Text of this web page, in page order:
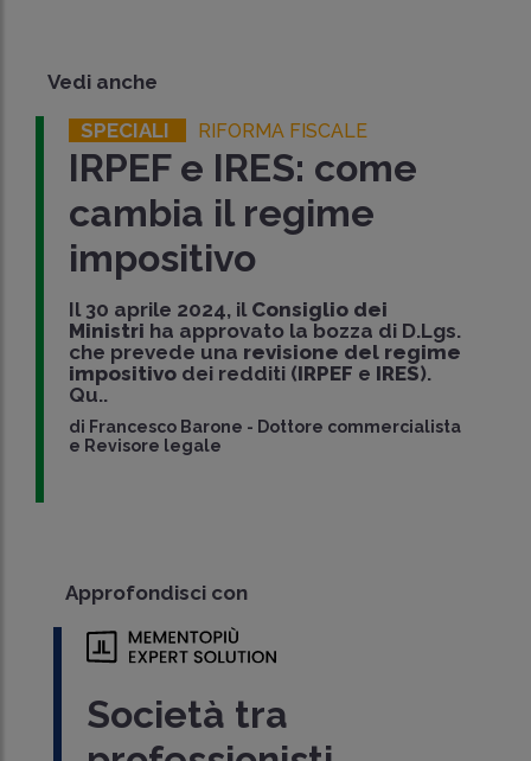
Vedi anche
SPECIALI RIFORMA FISCALE
IRPEF e IRES: come
cambia il regime
impositivo
Il 30 aprile 2024, il Consiglio dei
Ministri ha approvato la bozza di D.Lgs.
che prevede una revisione del regime
impositivo dei redditi (IRPEF e IRES).
Qu..
di Francesco Barone - Dottore commercialista
e Revisore legale
Approfondisci con
Società tra